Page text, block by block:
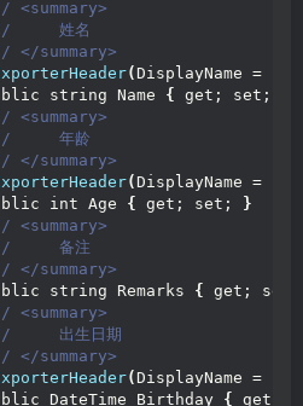
<summary>
姓名
</summary>
(DisplayName =
string Name
{ get; set;
<summary>
年龄
</summary>
(DisplayName =
int Age
{ get; set;
}
<summary>
备注
</summary>
string Remarks
{
get;
<summary>
出生日期
</summary>
(DisplayName =
DateTime Birthday
{
get;